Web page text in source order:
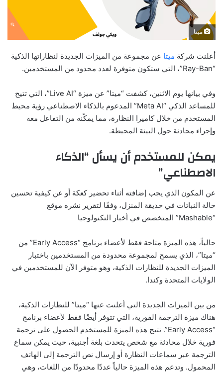
ميتا
أعلنت شركة ميتا عن مجموعة من الميزات الجديدة لنظاراتها الذكية
“Ray-Ban”، التي ستكون متوفرة لعدد محدود من المستخدمين.
وفي بيانها يوم الاثنين، كشفت “ميتا” عن ميزة “Live AI”، التي تتيح
للمساعد الذكي “Meta AI” المدعوم بالذكاء الاصطناعي رؤية محيط
المستخدم من خلال كاميرا النظارة، مما يمكّنه من التفاعل معه
وإجراء محادثة حول البيئة المحيطة.
يمكن للمستخدم أن يسأل “الذكاء
الاصطناعي”
عن المكون الذي يجب إضافته أثناء تحضير كعكة أو عن كيفية تحسين
حالة النباتات في حديقة المنزل، وفقًا لتقرير نشره موقع
“Mashable” المتخصص في أخبار التكنولوجيا
حالياً، هذه الميزة متاحة فقط لأعضاء برنامج “Early Access” من
“ميتا”، الذي يسمح لمجموعة محدودة من المستخدمين باختبار
الميزات الجديدة للنظارات الذكية، وهو متوفر الآن للمستخدمين في
الولايات المتحدة وكندا.
من بين الميزات الجديدة التي أعلنت عنها “ميتا” للنظارات الذكية،
هناك ميزة الترجمة الفورية، التي تتوفر أيضًا فقط لأعضاء برنامج
“Early Access”. تتيح هذه الميزة للمستخدم الحصول على ترجمة
فورية خلال محادثة مع شخص يتحدث بلغة أجنبية، حيث يمكن سماع
الترجمة عبر سماعات النظارة أو إرسال نص الترجمة إلى الهاتف
المحمول. وتدعم هذه الميزة حالياً عددًا محدودًا من اللغات، وهي